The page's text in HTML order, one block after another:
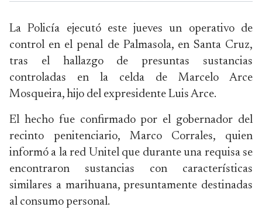
La Policía ejecutó este jueves un operativo de
control en el penal de Palmasola, en Santa Cruz,
tras el hallazgo de presuntas sustancias
controladas en la celda de Marcelo Arce
Mosqueira, hijo del expresidente Luis Arce.
El hecho fue confirmado por el gobernador del
recinto penitenciario, Marco Corrales, quien
informó a la red Unitel que durante una requisa se
encontraron sustancias con características
similares a marihuana, presuntamente destinadas
al consumo personal.